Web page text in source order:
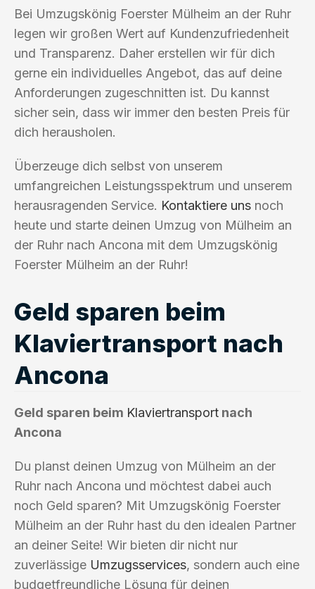
Bei Umzugskönig Foerster Mülheim an der Ruhr
legen wir großen Wert auf Kundenzufriedenheit
und Transparenz. Daher erstellen wir für dich
gerne ein individuelles Angebot, das auf deine
Anforderungen zugeschnitten ist. Du kannst
sicher sein, dass wir immer den besten Preis für
dich herausholen.
Überzeuge dich selbst von unserem
umfangreichen Leistungsspektrum und unserem
herausragenden Service. Kontaktiere uns noch
heute und starte deinen Umzug von Mülheim an
der Ruhr nach Ancona mit dem Umzugskönig
Foerster Mülheim an der Ruhr!
Geld sparen beim
Klaviertransport nach
Ancona
Geld sparen beim Klaviertransport nach
Ancona
Du planst deinen Umzug von Mülheim an der
Ruhr nach Ancona und möchtest dabei auch
noch Geld sparen? Mit Umzugskönig Foerster
Mülheim an der Ruhr hast du den idealen Partner
an deiner Seite! Wir bieten dir nicht nur
zuverlässige Umzugsservices, sondern auch eine
budgetfreundliche Lösung für deinen